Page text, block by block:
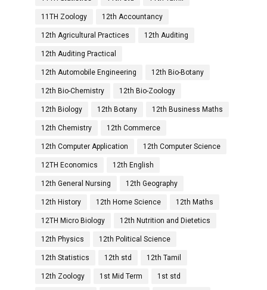
11TH Zoology 12th Accountancy
12th Agricultural Practices 12th Auditing
12th Auditing Practical
12th Automobile Engineering 12th Bio-Botany
12th Bio-Chemistry 12th Bio-Zoology
12th Biology 12th Botany 12th Business Maths
12th Chemistry 12th Commerce
12th Computer Application 12th Computer Science
12TH Economics 12th English
12th General Nursing 12th Geography
12th History 12th Home Science 12th Maths
12TH Micro Biology 12th Nutrition and Dietetics
12th Physics 12th Political Science
12th Statistics 12th std 12th Tamil
12th Zoology 1st Mid Term 1st std